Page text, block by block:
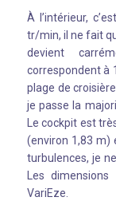
À l’intérieur,
tr/min, il ne fait
devient
correspondent à
plage de
je passe la
Le cockpit est
(environ 1,83 m)
turbulences, je
Les
VariEze.